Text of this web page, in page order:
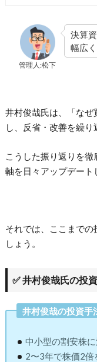
管理人:松下
決算
幅広
井村俊哉氏は、「な
し、反省・改善を繰り
こうした振り返りを
軸を日々アップデート
それでは、ここまでの
しょう。
✅ 井村俊哉氏の投
井村俊哉の投資手
中小型の割安株に
2〜3年で株価2倍